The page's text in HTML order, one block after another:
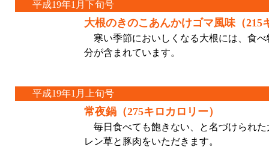
平成19年1月下旬号
大根のきのこあんかけゴマ風味（215
寒い季節においしくなる大根には、食
分が含まれています。
平成19年1月上旬号
常夜鍋（275キロカロリー）
毎日食べても飽きない、と名づけられ
レン草と豚肉をいただきます。